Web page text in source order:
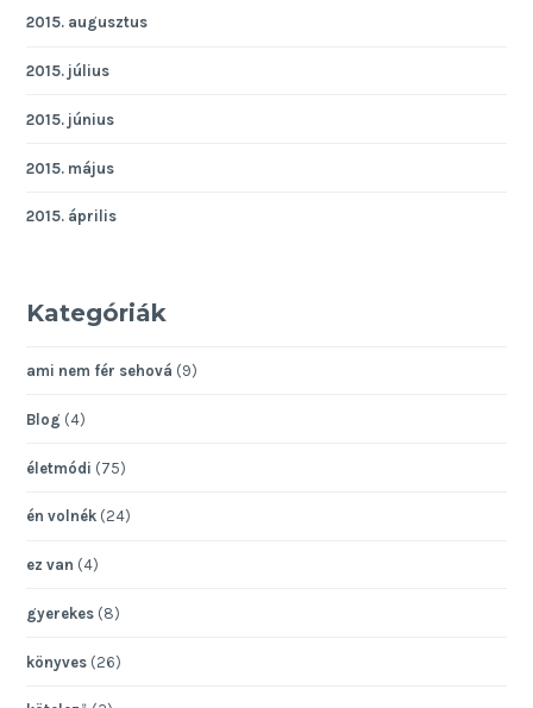
2015. augusztus
2015. július
2015. június
2015. május
2015. április
Kategóriák
ami nem fér sehová (9)
Blog (4)
életmódi (75)
én volnék (24)
ez van (4)
gyerekes (8)
könyves (26)